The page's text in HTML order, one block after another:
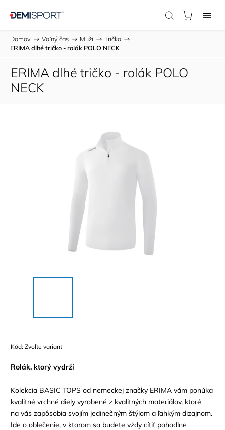
Domov / Voľný čas / Muži / Tričko /
ERIMA dlhé tričko - rolák POLO NECK
ERIMA dlhé tričko - rolák POLO
NECK
Kód: Zvoľte variant
Rolák, ktorý vydrží
Kolekcia BASIC TOPS od nemeckej značky ERIMA vám ponúka
kvalitné vrchné diely vyrobené z kvalitných materiálov, ktoré
na vás zapôsobia svojím jedinečným štýlom a ľahkým dizajnom.
Ide o oblečenie, v ktorom sa budete vždy cítiť pohodlne